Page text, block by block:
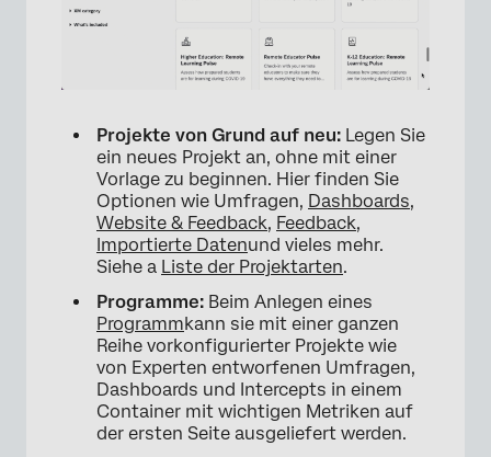
×
Projekte von Grund auf neu: Legen Sie
ein neues Projekt an, ohne mit einer
Vorlage zu beginnen. Hier finden Sie
Optionen wie Umfragen, Dashboards,
Website & Feedback, Feedback,
Importierte Datenund vieles mehr.
Siehe a Liste der Projektarten.
Programme: Beim Anlegen eines
Programmkann sie mit einer ganzen
Reihe vorkonfigurierter Projekte wie
von Experten entworfenen Umfragen,
Dashboards und Intercepts in einem
Container mit wichtigen Metriken auf
der ersten Seite ausgeliefert werden.